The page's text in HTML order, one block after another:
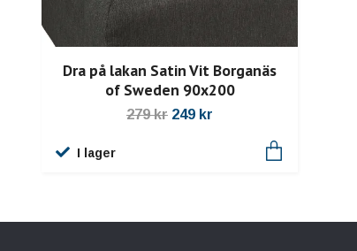
Dra på lakan Satin Vit Borganäs
of Sweden 90x200
279 kr 249 kr
I lager